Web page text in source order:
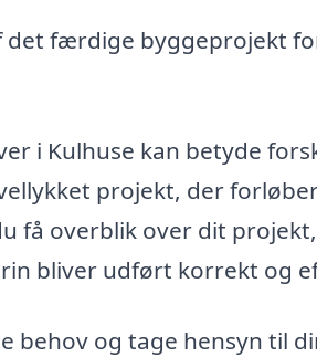
det færdige byggeprojekt
i Kulhuse kan betyde
projekt, der
få overblik over dit
bliver udført korrekt og
behov og tage hensyn til